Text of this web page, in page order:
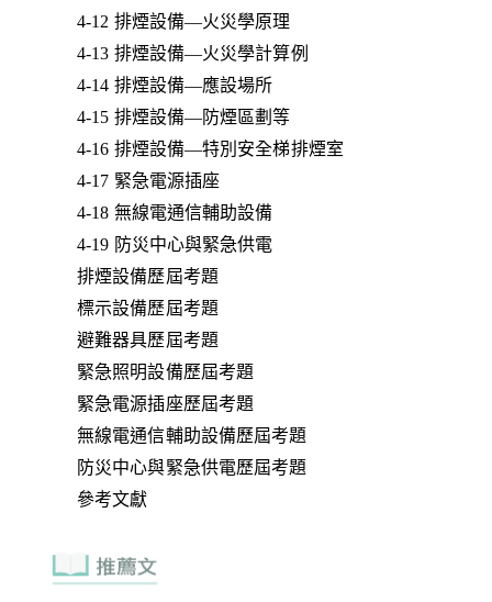
4-12 排煙設備—火災學原理
4-13 排煙設備—火災學計算例
4-14 排煙設備—應設場所
4-15 排煙設備—防煙區劃等
4-16 排煙設備—特別安全梯排煙室
4-17 緊急電源插座
4-18 無線電通信輔助設備
4-19 防災中心與緊急供電
排煙設備歷屆考題
標示設備歷屆考題
避難器具歷屆考題
緊急照明設備歷屆考題
緊急電源插座歷屆考題
無線電通信輔助設備歷屆考題
防災中心與緊急供電歷屆考題
參考文獻